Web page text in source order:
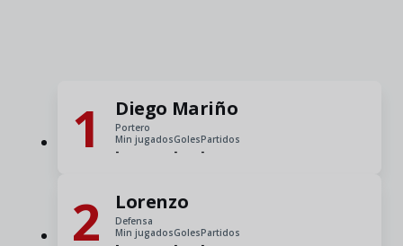
1 Diego Mariño
Portero
Min jugados
-
Goles
-
Partidos
-
2 Lorenzo
Defensa
Min jugadosGolesPartidos